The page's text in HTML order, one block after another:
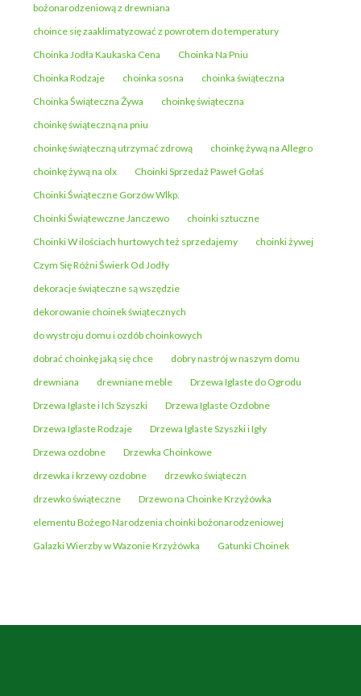
bożonarodzeniową z drewniana
choince się zaaklimatyzować z powrotem do temperatury
Choinka Jodła Kaukaska Cena
Choinka Na Pniu
Choinka Rodzaje
choinka sosna
choinka świąteczna
Choinka Świąteczna Żywa
choinkę świąteczna
choinkę świąteczną na pniu
choinkę świąteczną utrzymać zdrową
choinkę żywą na Allegro
choinkę żywą na olx
Choinki Sprzedaż Paweł Gołaś
Choinki Świąteczne Gorzów Wlkp.
Choinki Świątewczne Janczewo
choinki sztuczne
Choinki W ilościach hurtowych też sprzedajemy
choinki żywej
Czym Się Różni Świerk Od Jodły
dekoracje świąteczne są wszędzie
dekorowanie choinek świątecznych
do wystroju domu i ozdób choinkowych
dobrać choinkę jaką się chce
dobry nastrój w naszym domu
drewniana
drewniane meble
Drzewa Iglaste do Ogrodu
Drzewa Iglaste i Ich Szyszki
Drzewa Iglaste Ozdobne
Drzewa Iglaste Rodzaje
Drzewa Iglaste Szyszki i Igły
Drzewa ozdobne
Drzewka Choinkowe
drzewka i krzewy ozdobne
drzewko świąteczn
drzewko świąteczne
Drzewo na Choinke Krzyżówka
elementu Bożego Narodzenia choinki bożonarodzeniowej
Galazki Wierzby w Wazonie Krzyżówka
Gatunki Choinek